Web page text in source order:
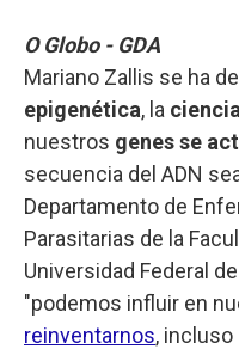
O Globo - GDA
Mariano Zallis se ha
epigenética, la
nuestros genes se
secuencia del ADN
Departamento de
Parasitarias de la
Universidad Federal
"podemos influir en
reinventarnos,